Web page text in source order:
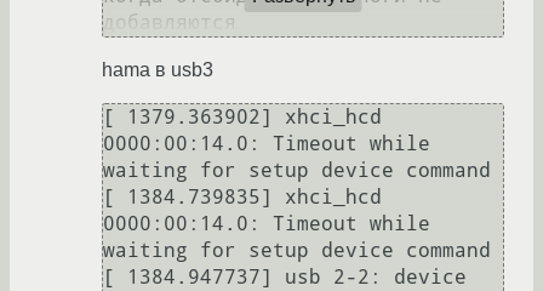
hama в usb3
[ 1379.363902] xhci_hcd
0000:00:14.0: Timeout while
waiting for setup device command
[ 1384.739835] xhci_hcd
0000:00:14.0: Timeout while
waiting for setup device command
[ 1384.947737] usb 2-2: device